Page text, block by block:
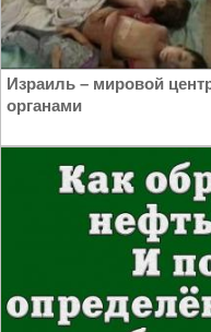
Израиль – мировой
органами